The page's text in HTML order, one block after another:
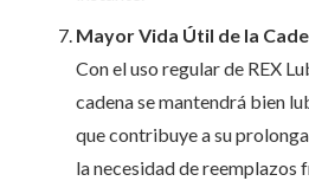
Mayor Vida Útil de la
Con el uso regular de REX
cadena se mantendrá bien
que contribuye a su
la necesidad de reemplazos